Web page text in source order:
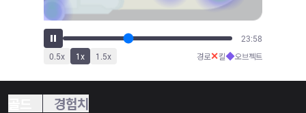
26:23
0.5x 1x 1.5x 경로✕킬◆오브젝트
경험치